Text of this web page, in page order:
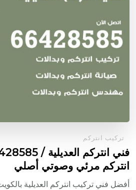
تركيب انتركم
انتركم مرئي وصوتي أصلي
أفضل فني تركيب انتركم العديلية